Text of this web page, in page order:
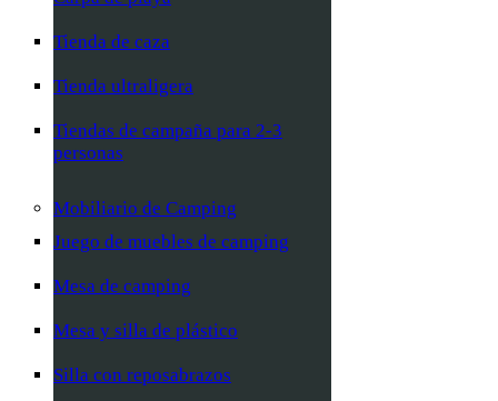
Tienda de caza
Tienda ultraligera
Tiendas de campaña para 2-3
personas
Mobiliario de Camping
Juego de muebles de camping
Mesa de camping
Mesa y silla de plástico
Silla con reposabrazos